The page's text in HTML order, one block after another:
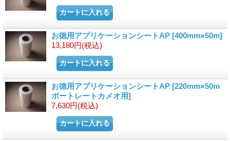
お徳用アプリケーションシートAP [400mm×50m]
13,180円(税込)
お徳用アプリケーションシートAP [220mm×50m
ポートレートカメオ用]
7,630円(税込)